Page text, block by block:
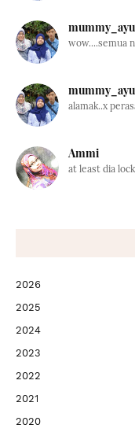
mummy_ayu
wow....semua
mummy_ayu
alamak..x
Ammi
at least dia
2026
2025
2024
2023
2022
2021
2020